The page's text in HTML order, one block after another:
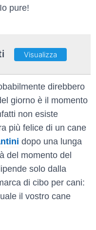
pure!
Visualizza
direbbero
giorno è il momento
non esiste
più felice di un cane
dopo una lunga
del momento del
solo dalla
di cibo per cani:
il vostro cane